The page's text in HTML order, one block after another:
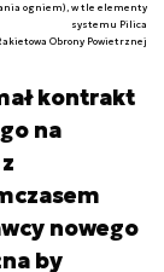
ogniem), w tle elementy
systemu Pilica
Obrony Powietrznej
kontrakt
na
nowego
by